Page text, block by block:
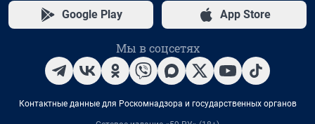
Google Play App Store
Мы в соцсетях
Контактные данные для Роскомнадзора и государственных органов